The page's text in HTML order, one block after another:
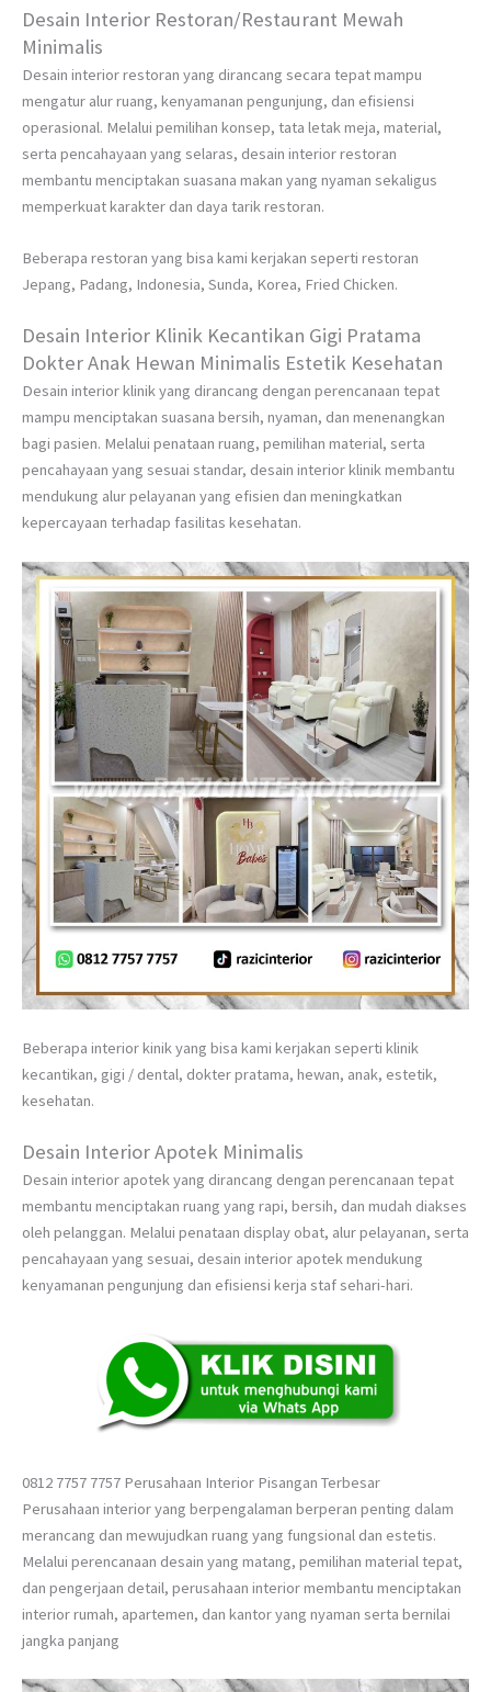
Desain Interior Restoran/Restaurant Mewah
Minimalis
Desain interior restoran yang dirancang secara tepat mampu
mengatur alur ruang, kenyamanan pengunjung, dan efisiensi
operasional. Melalui pemilihan konsep, tata letak meja, material,
serta pencahayaan yang selaras, desain interior restoran
membantu menciptakan suasana makan yang nyaman sekaligus
memperkuat karakter dan daya tarik restoran.
Beberapa restoran yang bisa kami kerjakan seperti restoran
Jepang, Padang, Indonesia, Sunda, Korea, Fried Chicken.
Desain Interior Klinik Kecantikan Gigi Pratama
Dokter Anak Hewan Minimalis Estetik Kesehatan
Desain interior klinik yang dirancang dengan perencanaan tepat
mampu menciptakan suasana bersih, nyaman, dan menenangkan
bagi pasien. Melalui penataan ruang, pemilihan material, serta
pencahayaan yang sesuai standar, desain interior klinik membantu
mendukung alur pelayanan yang efisien dan meningkatkan
kepercayaan terhadap fasilitas kesehatan.
Beberapa interior kinik yang bisa kami kerjakan seperti klinik
kecantikan, gigi / dental, dokter pratama, hewan, anak, estetik,
kesehatan.
Desain Interior Apotek Minimalis
Desain interior apotek yang dirancang dengan perencanaan tepat
membantu menciptakan ruang yang rapi, bersih, dan mudah diakses
oleh pelanggan. Melalui penataan display obat, alur pelayanan, serta
pencahayaan yang sesuai, desain interior apotek mendukung
kenyamanan pengunjung dan efisiensi kerja staf sehari-hari.
0812 7757 7757 Perusahaan Interior Pisangan Terbesar
Perusahaan interior yang berpengalaman berperan penting dalam
merancang dan mewujudkan ruang yang fungsional dan estetis.
Melalui perencanaan desain yang matang, pemilihan material tepat,
dan pengerjaan detail, perusahaan interior membantu menciptakan
interior rumah, apartemen, dan kantor yang nyaman serta bernilai
jangka panjang